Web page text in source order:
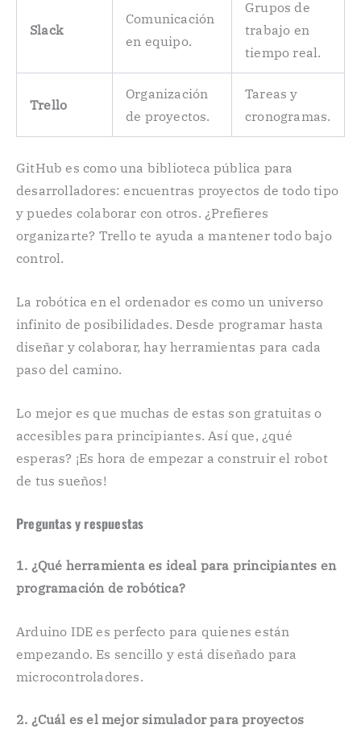
Slack
Comunicación
en equipo.
Grupos de
trabajo en
tiempo real.
Trello
Organización
de proyectos.
Tareas y
cronogramas.
GitHub es como una biblioteca pública para
desarrolladores: encuentras proyectos de todo tipo
y puedes colaborar con otros. ¿Prefieres
organizarte? Trello te ayuda a mantener todo bajo
control.
La robótica en el ordenador es como un universo
infinito de posibilidades. Desde programar hasta
diseñar y colaborar, hay herramientas para cada
paso del camino.
Lo mejor es que muchas de estas son gratuitas o
accesibles para principiantes. Así que, ¿qué
esperas? ¡Es hora de empezar a construir el robot
de tus sueños!
Preguntas y respuestas
1. ¿Qué herramienta es ideal para principiantes en
programación de robótica?
Arduino IDE es perfecto para quienes están
empezando. Es sencillo y está diseñado para
microcontroladores.
2. ¿Cuál es el mejor simulador para proyectos